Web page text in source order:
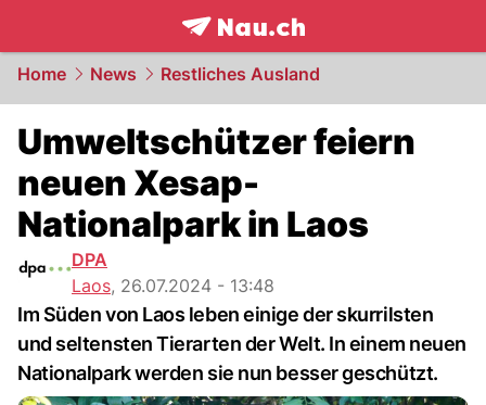
frontpage.NAU.ch
Home News Restliches Ausland
Umweltschützer feiern
neuen Xesap-
Nationalpark in Laos
DPA
Laos, 26.07.2024 - 13:48
Im Süden von Laos leben einige der skurrilsten
und seltensten Tierarten der Welt. In einem neuen
Nationalpark werden sie nun besser geschützt.